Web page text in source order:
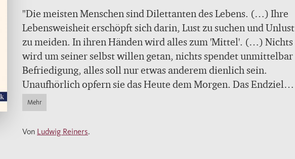
"Die meisten Menschen sind Dilettanten des Lebens. (…) Ihre
Lebensweisheit erschöpft sich darin, Lust zu suchen und Unlust
zu meiden. In ihren Händen wird alles zum 'Mittel'. (…) Nichts
wird um seiner selbst willen getan, nichts spendet unmittelbar
Befriedigung, alles soll nur etwas anderem dienlich sein.
Unaufhörlich opfern sie das Heute dem Morgen. Das Endziel
ist ein Phantom von Wohlstand und Ansehen, ein Nebelbild,
von dem soviel zerfließt, als jeweils erreicht ist. (...) Aber
merkwürdigerweise wird all dieser Aufwand umsonst vertan:
Mehr
Von Ludwig Reiners.